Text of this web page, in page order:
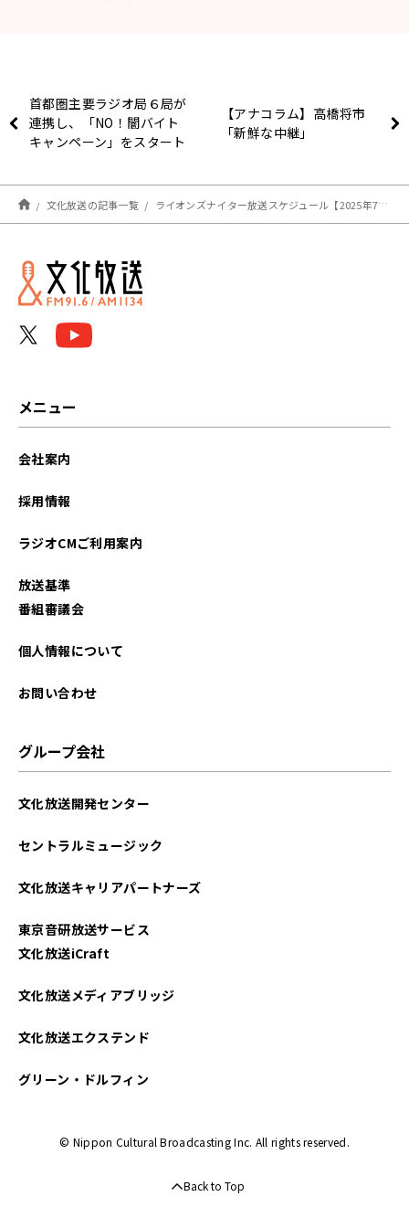
首都圏主要ラジオ局６局が
連携し、「NO！闇バイト
キャンペーン」をスタート
険性に警鐘を鳴らし、健全
な社会づくりに貢献〜
【アナコラム】高橋将市
「新鮮な中継」
文化放送の記事一覧 ライオンズナイター放送スケジュール【2025年7月】
メニュー
会社案内
採用情報
ラジオCMご利用案内
放送基準
番組審議会
個人情報について
お問い合わせ
グループ会社
文化放送開発センター
セントラルミュージック
文化放送キャリアパートナーズ
東京音研放送サービス
文化放送iCraft
文化放送メディアブリッジ
文化放送エクステンド
グリーン・ドルフィン
© Nippon Cultural Broadcasting Inc. All rights reserved.
Back to Top